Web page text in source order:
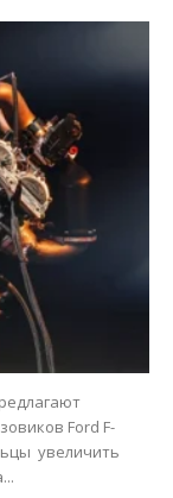
Ford F-
увеличить